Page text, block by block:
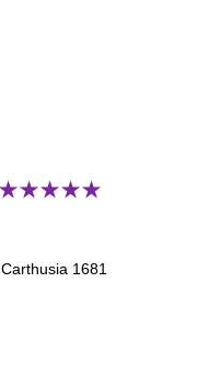
Carthusia 1681